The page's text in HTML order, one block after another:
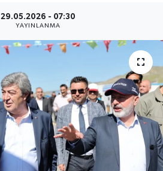
29.05.2026 - 07:30
YAYINLANMA